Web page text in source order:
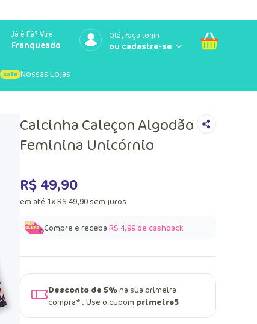
Já é Fã? Vire
Franqueado
Olá, faça login
Nossas Lojas
Calcinha Caleçon Algodão
Feminina Unicórnio
R$ 49,90
em até 1xR$ 49,90 sem juros
Compre e receba R$ 4,99de cashback
Desconto de 5%na sua primeira
compra* . Use o cupom primeira5